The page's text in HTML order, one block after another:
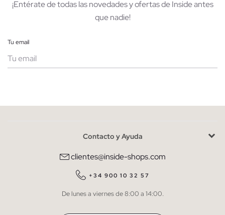
¡Entérate de todas las novedades y ofertas de Inside antes
que nadie!
Tu email
He leído y entiendo lapolítica de privacidad
QUIERO SUSCRIBIRME
* Puedes cancelar la suscripción en cualquier momento.
Contacto y Ayuda
clientes@inside-shops.com
+34 900 10 32 57
De lunes a viernes de 8:00 a 14:00.